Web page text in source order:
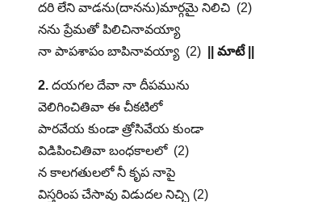
దరి లేని వాడను(దానను)మార్గమై నిలిచి (2)
నను ప్రేమతో పిలిచినావయ్యా
నా పాపశాపం బాపినావయ్యా (2)
|| మాటే ||
2. దయగల దేవా నా దీపమును
వెలిగించితివా ఈ చీకటిలో
పారవేయ కుండా త్రోసివేయ కుండా
విడిపించితివా బంధకాలలో (2)
న కాలగతులలో నీ కృప నాపై
విస్తరింప చేసావు విడుదల నిచ్చి (2)